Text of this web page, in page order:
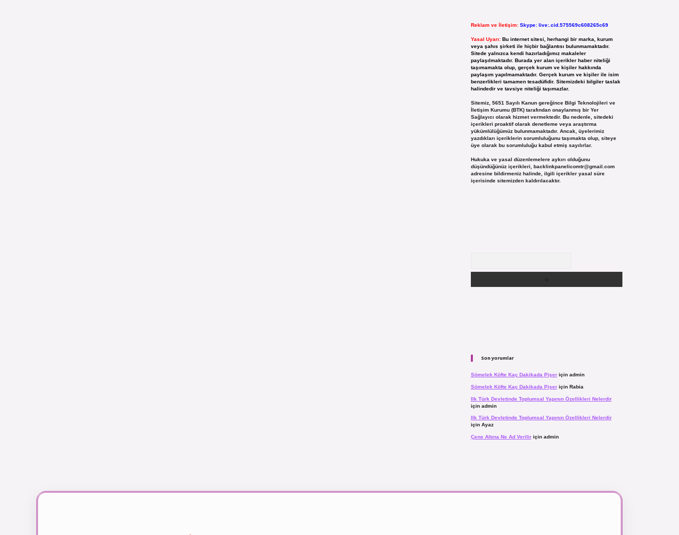
Reklam ve İletişim: Skype: live:.cid.575569c608265c69
Yasal Uyarı: Bu internet sitesi, herhangi bir marka, kurum
veya şahıs şirketi ile hiçbir bağlantısı bulunmamaktadır.
Sitede yalnızca kendi hazırladığımız makaleler
paylaşılmaktadır. Burada yer alan içerikler haber niteliği
taşımamakta olup, gerçek kurum ve kişiler hakkında
paylaşım yapılmamaktadır. Gerçek kurum ve kişiler ile isim
benzerlikleri tamamen tesadüfidir. Sitemizdeki bilgiler taslak
halindedir ve tavsiye niteliği taşımazlar.
Sitemiz, 5651 Sayılı Kanun gereğince Bilgi Teknolojileri ve
İletişim Kurumu (BTK) tarafından onaylanmış bir Yer
Sağlayıcı olarak hizmet vermektedir. Bu nedenle, sitedeki
içerikleri proaktif olarak denetleme veya araştırma
yükümlülüğümüz bulunmamaktadır. Ancak, üyelerimiz
yazdıkları içeriklerin sorumluluğunu taşımakta olup, siteye
üye olarak bu sorumluluğu kabul etmiş sayılırlar.
Hukuka ve yasal düzenlemelere aykırı olduğunu
düşündüğünüz içerikleri, backlinkpanelicomtr@gmail.com
adresine bildirmeniz halinde, ilgili içerikler yasal süre
içerisinde sitemizden kaldırılacaktır.
Son yorumlar
Sömelek Köfte Kaç Dakikada Pişeriçin admin
Sömelek Köfte Kaç Dakikada Pişeriçin Rabia
Ilk Türk Devletinde Toplumsal Yapının Özellikleri Nelerdir
için admin
Ilk Türk Devletinde Toplumsal Yapının Özellikleri Nelerdir
için Ayaz
Çene Altına Ne Ad Veriliriçin admin